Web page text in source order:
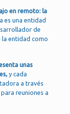
en remoto: la
es una entidad
de
la entidad como
unas
y cada
a través
reuniones a